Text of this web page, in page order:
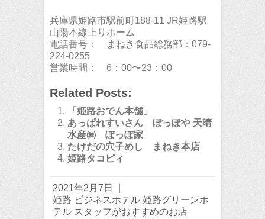
兵庫県姫路市駅前町188-11 JR姫路駅
山陽本線上りホーム
電話番号： まねき食品総務部：079-
224-0255
営業時間： 6：00〜23：00
Related Posts:
「姫路おでん本舗」
あっぱれすいさん ぽっぽや 天晴
水産㈱ ぽっぽ家
たけだの穴子めし まねき本店
姫路タコピィ
2021年2月7日
姫路 ビジネスホテル 姫路グリーンホ
テル スタッフがおすすめのお店